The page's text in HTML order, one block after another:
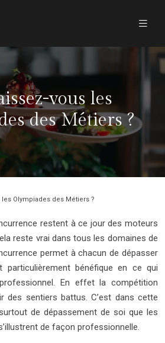
vous les
des Métiers ?
Olympiades des Métiers ?
restent à ce jour des moteurs
reste vrai dans tous les domaines de
permet à chacun de dépasser
bénéfique en ce qui
En effet la compétition
des sentiers battus. C’est dans cette
de dépassement de soi que les
de façon professionnelle.